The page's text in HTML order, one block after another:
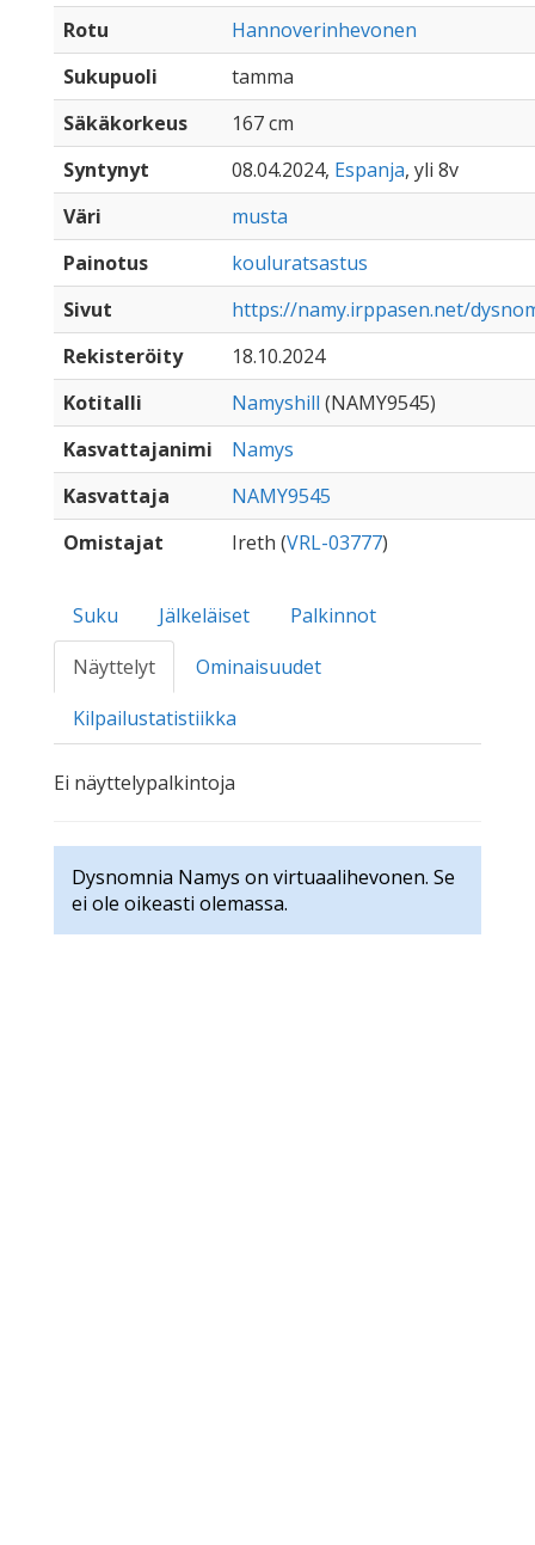
Rotu
Hannoverinhevonen
Sukupuoli
tamma
Säkäkorkeus
167 cm
Syntynyt
08.04.2024, Espanja, yli 8v
Väri
musta
Painotus
kouluratsastus
Sivut
https://namy.irppasen.net/
Rekisteröity
18.10.2024
Kotitalli
Namyshill (NAMY9545)
Kasvattajanimi
Namys
Kasvattaja
NAMY9545
Omistajat
Ireth (VRL-03777)
Suku Jälkeläiset
Palkinnot
Näyttelyt
Ominaisuudet
Kilpailustatistiikka
Ei näyttelypalkintoja
Dysnomnia Namys on virtuaalihevonen. Se
ei ole oikeasti olemassa.